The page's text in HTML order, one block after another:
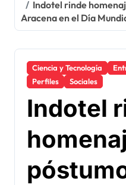
Indotel rinde
Aracena en el Día
Ciencia y Tecnología
Perfiles
Sociales
Indotel